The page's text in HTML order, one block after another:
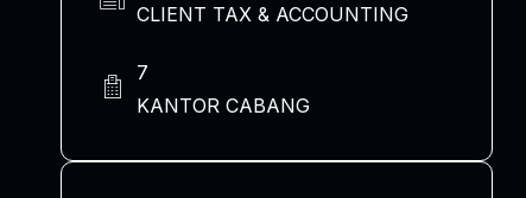
CLIENT TAX & ACCOUNTING
7
KANTOR CABANG